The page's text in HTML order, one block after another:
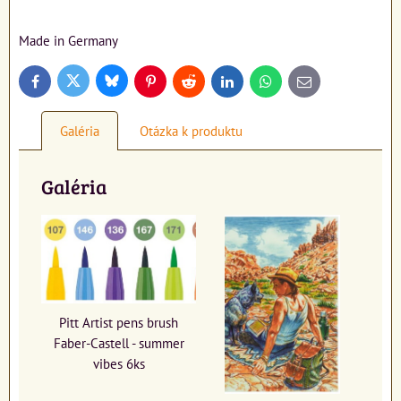
Made in Germany
FacebookTwitter BlueskyPinterestReddit LinkedInWhatsApp
E-
mail
Galéria Otázka k produktu
Galéria
Pitt Artist pens brush
Faber-Castell - summer
vibes 6ks